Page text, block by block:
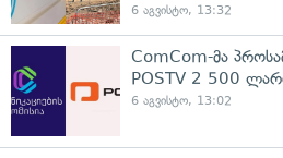
6 აგვისტო, 13:32
ComCom-მა
POSTV 2 500
6 აგვისტო, 13:02